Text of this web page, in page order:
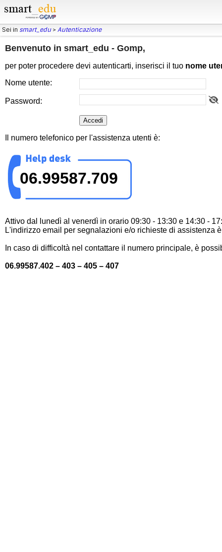
Sei in smart_edu> Autenticazione
Benvenuto in smart_edu - Gomp,
per poter procedere devi autenticarti, inserisci il tuo nome
Nome utente:
Password:
Il numero telefonico per l'assistenza utenti è:
06.99587.709
Attivo dal lunedì al venerdì in orario 09:30 - 13:30 e 14:30 -
L'indirizzo email per segnalazioni e/o richieste di assistenza
In caso di difficoltà nel contattare il numero principale, è
06.99587.402 – 403 – 405 – 407